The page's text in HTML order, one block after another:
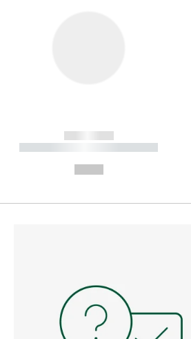
------------
----------- ----------- ----------